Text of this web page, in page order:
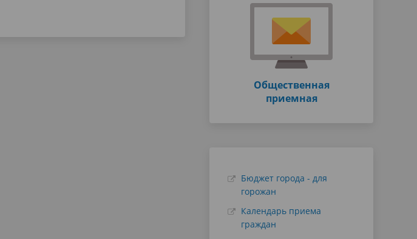
Общественная
приемная
Бюджет города - для
горожан
Календарь приема
граждан